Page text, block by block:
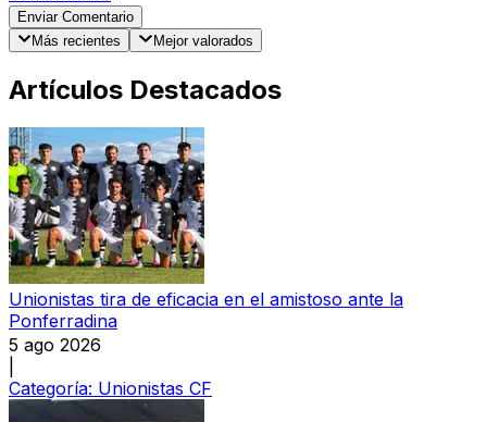
Enviar Comentario
Más recientes
Mejor valorados
Artículos Destacados
Unionistas tira de eficacia en el amistoso ante la
Ponferradina
5 ago 2026
Categoría: Unionistas CF